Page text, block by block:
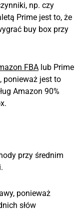
np. czy
Prime jest to, że
buy box przy
FBA lub Prime
ponieważ jest to
Amazon 90%
przy średnim
ponieważ
słów